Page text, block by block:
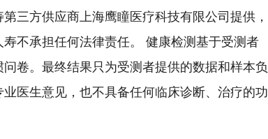
方供应商上海鹰瞳医疗科技有限公司提供，
不承担任何法律责任。 健康检测基于受测者
卷。最终结果只为受测者提供的数据和样本负
医生意见，也不具备任何临床诊断、治疗的功